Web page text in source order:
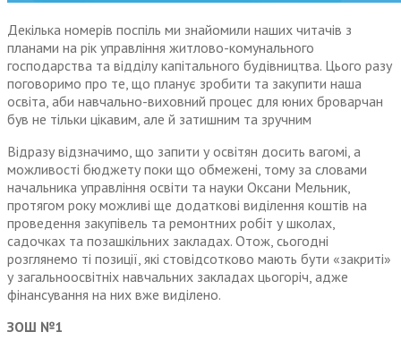
Декілька номерів поспіль ми знайомили наших читачів з
планами на рік управління житлово-комунального
господарства та відділу капітального будівництва. Цього разу
поговоримо про те, що планує зробити та закупити наша
освіта, аби навчально-виховний процес для юних броварчан
був не тільки цікавим, але й затишним та зручним
Відразу відзначимо, що запити у освітян досить вагомі, а
можливості бюджету поки що обмежені, тому за словами
начальника управління освіти та науки Оксани Мельник,
протягом року можливі ще додаткові виділення коштів на
проведення закупівель та ремонтних робіт у школах,
садочках та позашкільних закладах. Отож, сьогодні
розглянемо ті позиції, які стовідсотково мають бути «закриті»
у загальноосвітніх навчальних закладах цьогоріч, адже
фінансування на них вже виділено.
ЗОШ №1